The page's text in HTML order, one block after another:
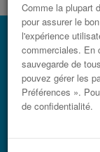
Comme la plupart
pour assurer le
l'expérience
commerciales. En
sauvegarde de
pouvez gérer les
Préférences ».
de confidentialité.